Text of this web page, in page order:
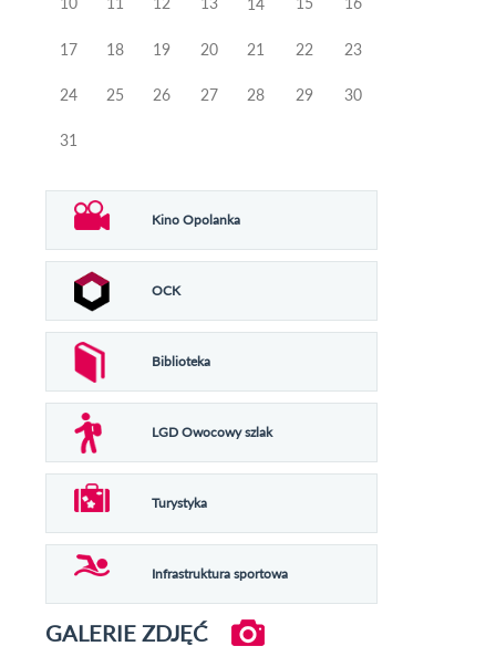
17 18 19 20 21 22 23
24 25 26 27 28 29 30
31
Kino Opolanka
OCK
Biblioteka
LGD Owocowy szlak
Turystyka
Infrastruktura sportowa
GALERIE ZDJĘĆ